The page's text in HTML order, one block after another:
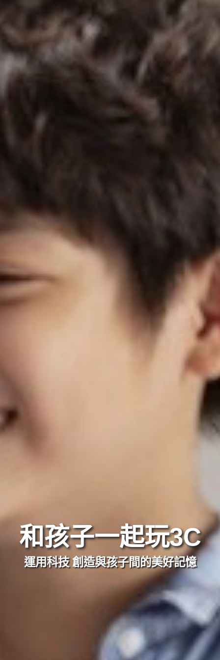
和孩子一起玩3C
運用科技 創造與孩子間的美好記憶